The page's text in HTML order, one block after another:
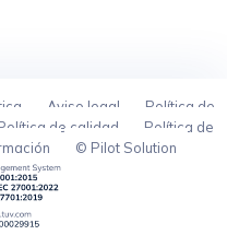
Aviso legal
Política de
de calidad
Política de
© Pilot Solution